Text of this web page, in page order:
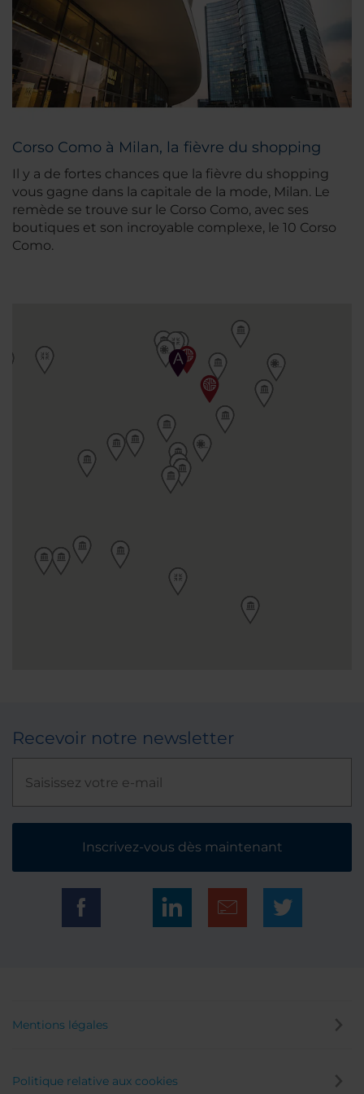
Corso Como à Milan, la fièvre du shopping
Il y a de fortes chances que la fièvre du shopping
vous gagne dans la capitale de la mode, Milan. Le
remède se trouve sur le Corso Como, avec ses
boutiques et son incroyable complexe, le 10 Corso
Como.
Recevoir notre newsletter
Inscrivez-vous dès maintenant
Mentions légales
Politique relative aux cookies